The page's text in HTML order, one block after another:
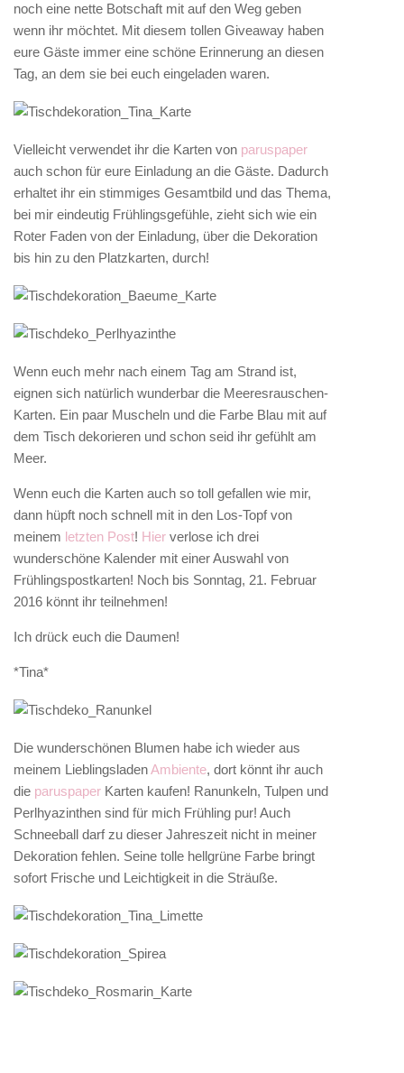
noch eine nette Botschaft mit auf den Weg geben
wenn ihr möchtet. Mit diesem tollen Giveaway haben
eure Gäste immer eine schöne Erinnerung an diesen
Tag, an dem sie bei euch eingeladen waren.
Vielleicht verwendet ihr die Karten von paruspaper
auch schon für eure Einladung an die Gäste. Dadurch
erhaltet ihr ein stimmiges Gesamtbild und das Thema,
bei mir eindeutig Frühlingsgefühle, zieht sich wie ein
Roter Faden von der Einladung, über die Dekoration
bis hin zu den Platzkarten, durch!
Wenn euch mehr nach einem Tag am Strand ist,
eignen sich natürlich wunderbar die Meeresrauschen-
Karten. Ein paar Muscheln und die Farbe Blau mit auf
dem Tisch dekorieren und schon seid ihr gefühlt am
Meer.
Wenn euch die Karten auch so toll gefallen wie mir,
dann hüpft noch schnell mit in den Los-Topf von
meinem letzten Post! Hier verlose ich drei
wunderschöne Kalender mit einer Auswahl von
Frühlingspostkarten! Noch bis Sonntag, 21. Februar
2016 könnt ihr teilnehmen!
Ich drück euch die Daumen!
*Tina*
Die wunderschönen Blumen habe ich wieder aus
meinem LieblingsladenAmbiente, dort könnt ihr auch
die paruspaper Karten kaufen! Ranunkeln, Tulpen und
Perlhyazinthen sind für mich Frühling pur! Auch
Schneeball darf zu dieser Jahreszeit nicht in meiner
Dekoration fehlen. Seine tolle hellgrüne Farbe bringt
sofort Frische und Leichtigkeit in die Sträuße.